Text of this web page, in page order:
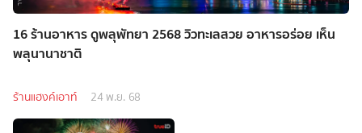
16 ร้านอาหาร ดูพลุพัทยา 2568 วิวทะเลสวย อาหารอร่อย เห็น
พลุนานาชาติ
ร้านแฮงค์เอาท์ 24 พ.ย. 68